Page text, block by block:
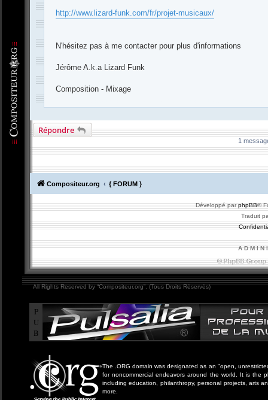
http://www.lizard-funk.com/fr/projet-musicaux/
N'hésitez pas à me contacter pour plus d'informations
Jérôme A.k.a Lizard Funk
Composition - Mixage
Répondre
1
Compositeur.org { FORUM }
Développé parphpBB®
Traduit
A D M I N
All Rights Reserved by “Compositeur.org”. (Tous Droits Réservés)
P
U
B
The .ORG domain was designated as an "open,
for noncommercial endeavors around the world. It is the
including education, philanthropy, personal projects, arts
more.